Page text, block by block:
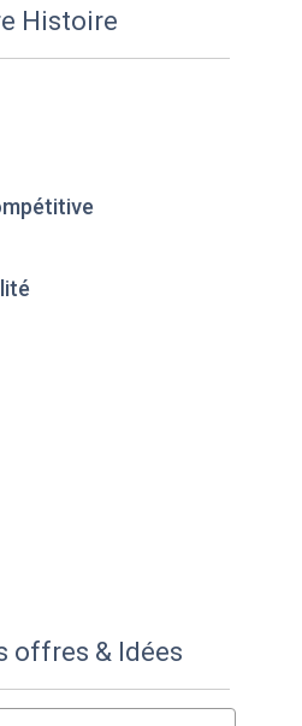
Histoire
offres & Idées